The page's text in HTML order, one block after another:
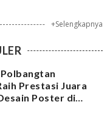
+Selengkapnya
Prestasi Juara
Poster di